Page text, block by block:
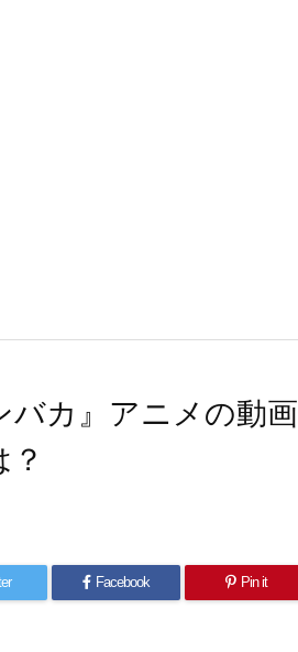
バカ』アニメの動
？
Facebook Pin it